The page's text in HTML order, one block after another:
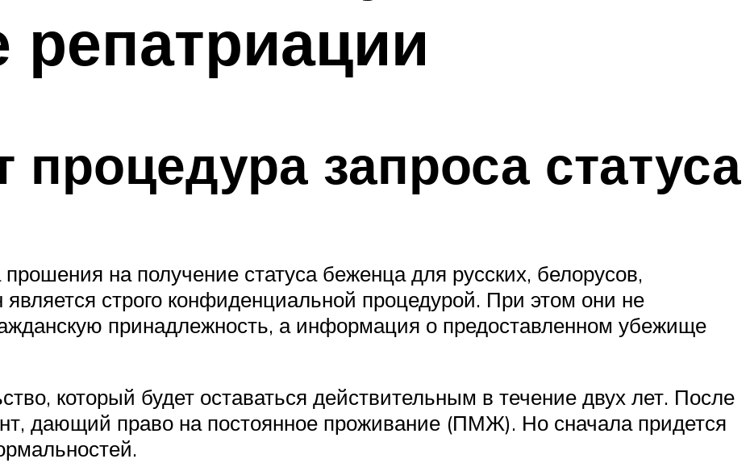
репатриации
процедура запроса статуса
на получение статуса беженца для русских, белорусов,
является строго конфиденциальной процедурой. При этом они не
принадлежность, а информация о предоставленном убежище
который будет оставаться действительным в течение двух лет. После
дающий право на постоянное проживание (ПМЖ). Но сначала придется